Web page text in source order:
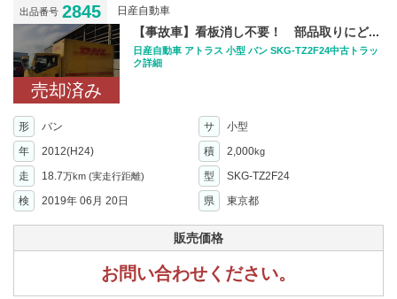
出品番号 2845 日産自動車
売却済み
【事故車】看板消し不要！ 部品取りにど...
日産自動車 アトラス 小型 バン SKG-TZ2F24中古トラッ
ク詳細
形 バン サ
小型
年
2012(H24) 積 2,000kg
走 18.7万km (実走行距離) 型
SKG-TZ2F24
検
2019年 06月 20日 県 東京都
販売価格
お問い合わせください。